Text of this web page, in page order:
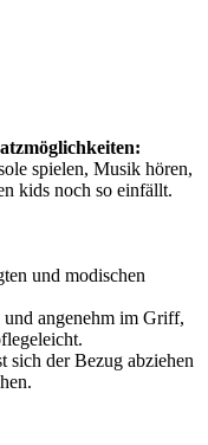
spielen, Musik hören,
kids noch so einfällt.
und modischen
angenehm im Griff,
sich der Bezug abziehen